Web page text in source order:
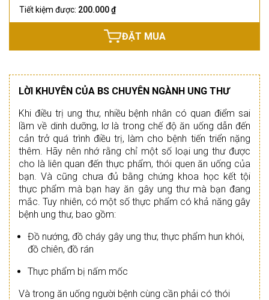
Tiết kiệm được: 200.000 ₫
ĐẶT MUA
LỜI KHUYÊN CỦA BS CHUYÊN NGÀNH UNG THƯ
Khi điều trị ung thư, nhiều bệnh nhân có quan điểm sai
lầm về dinh dưỡng, lơ là trong chế độ ăn uống dẫn đến
cản trở quá trình điều trị, làm cho bệnh tiến triển nặng
thêm. Hãy nên nhớ rằng chỉ một số loại ung thư được
cho là liên quan đến thực phẩm, thói quen ăn uống của
bạn. Và cũng chưa đủ bằng chứng khoa học kết tội
thực phẩm mà bạn hay ăn gây ung thư mà bạn đang
mắc. Tuy nhiên, có một số thực phẩm có khả năng gây
bệnh ung thư, bao gồm:
Đồ nướng, đồ cháy gây ung thư, thực phẩm hun khói,
đồ chiên, đồ rán
Thực phẩm bị nấm mốc
Và trong ăn uống người bệnh cùng cần phải có thói